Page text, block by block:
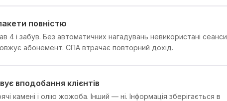
повністю
4 і забув. Без автоматичних нагадувань невикористані сеанси
абонемент. СПА втрачає повторний дохід.
вподобання клієнтів
камені і олію жожоба. Інший — ні. Інформація зберігається в